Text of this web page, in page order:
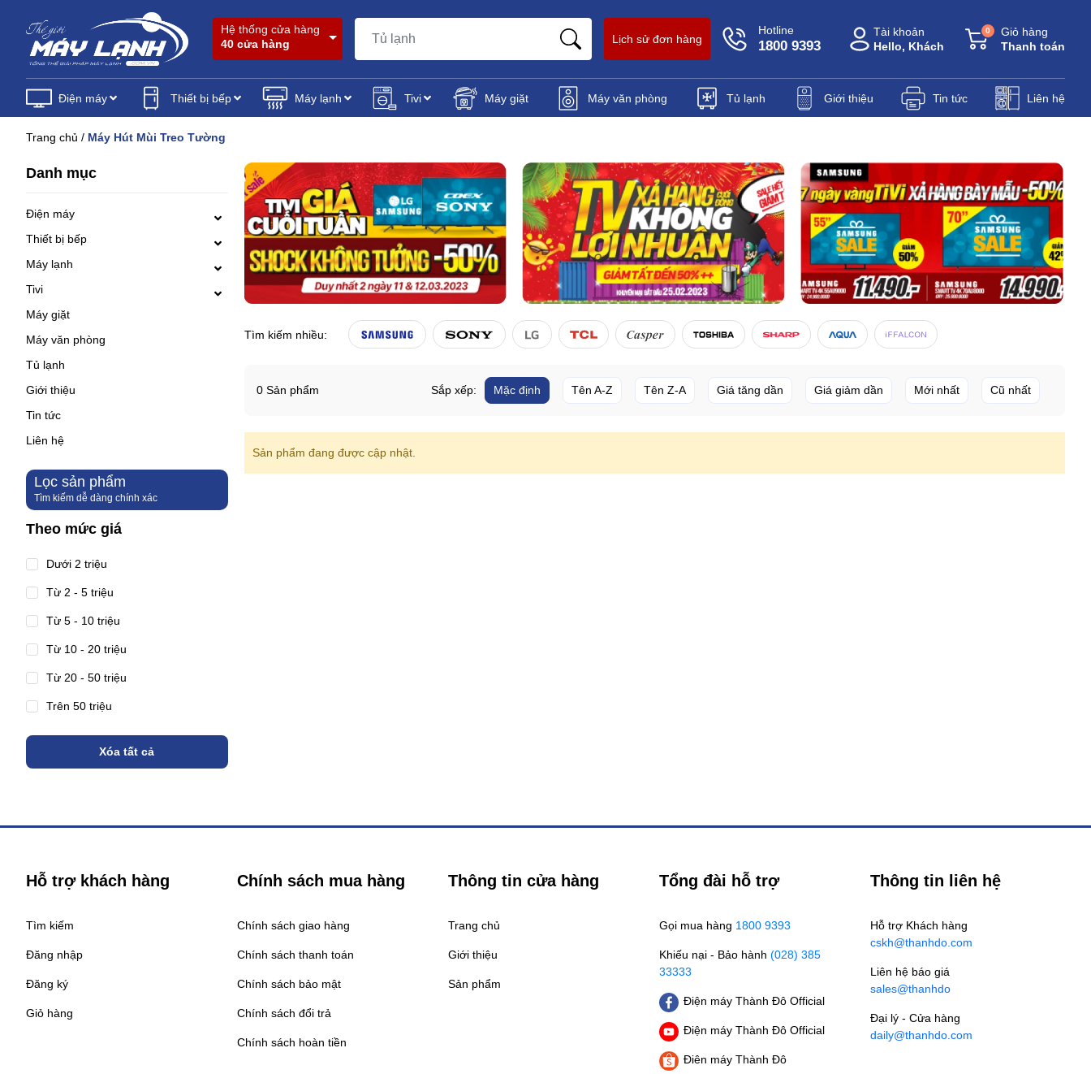
Hệ thống cửa hàng
40 cửa hàng
Lịch sử đơn hàng
Hotline
1800 9393
Tài khoản
Hello, Khách
Giỏ hàng
Thanh toán
0
Điện máy Thiết bị bếp Máy lạnh Tivi Máy giặt Máy văn phòng Tủ lạnh Giới thiệu Tin tức Liên hệ
Trang chủ / Máy Hút Mùi Treo Tường
Danh mục
Điện máy
Thiết bị bếp
Máy lạnh
Tivi
Máy giặt
Máy văn phòng
Tủ lạnh
Giới thiệu
Tin tức
Liên hệ
Lọc sản phẩm
Tìm kiếm dễ dàng chính xác
Theo mức giá
Dưới 2 triệu
Từ 2 - 5 triệu
Từ 5 - 10 triệu
Từ 10 - 20 triệu
Từ 20 - 50 triệu
Trên 50 triệu
Xóa tất cả
Tìm kiếm nhiều:
0 Sản phẩm Sắp xếp: Mặc định Tên A-Z Tên Z-A Giá tăng dần Giá giảm dần Mới nhất Cũ nhất
Sản phẩm đang được cập nhật.
Hỗ trợ khách hàng
Tìm kiếm
Đăng nhập
Đăng ký
Giỏ hàng
Chính sách mua hàng
Chính sách giao hàng
Chính sách thanh toán
Chính sách bảo mật
Chính sách đổi trả
Chính sách hoàn tiền
Thông tin cửa hàng
Trang chủ
Giới thiệu
Sản phẩm
Tổng đài hỗ trợ
Gọi mua hàng 1800 9393
Khiếu nại - Bảo hành (028) 385
33333
Điện máy Thành Đô Official
Điện máy Thành Đô Official
Điên máy Thành Đô
Thông tin liên hệ
Hỗ trợ Khách hàng
cskh@thanhdo.com
Liên hệ báo giá
sales@thanhdo
Đại lý - Cửa hàng
daily@thanhdo.com